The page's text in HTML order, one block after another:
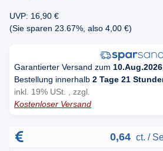
UVP: 16,90 €
(Sie sparen 23.67% , also 4,00 €)
Garantierter Versand zum 10.Aug.2026
Bestellung innerhalb 2 Tage 21
inkl. 19% USt. , zzgl.
Kostenloser Versand
0,64 ct. /